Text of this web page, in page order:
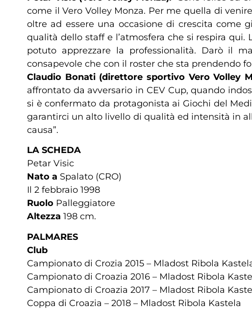
come il Vero Volley Monza. Per me quella di
oltre ad essere una occasione di crescita come
qualità dello staff e l’atmosfera che si respira
potuto apprezzare la professionalità. Darò il
consapevole che con il roster che sta prendendo
Claudio Bonati (direttore sportivo Vero Volley
affrontato da avversario in CEV Cup, quando
si è confermato da protagonista ai Giochi del
garantirci un alto livello di qualità ed intensità in
causa”.
LA SCHEDA
Petar Visic
Nato a Spalato (CRO)
Il 2 febbraio 1998
Ruolo Palleggiatore
Altezza 198 cm.
PALMARES
Club
Campionato di Crozia 2015 – Mladost Ribola
Campionato di Croazia 2016 – Mladost Ribola
Campionato di Croazia 2017 – Mladost Ribola
Coppa di Croazia – 2018 – Mladost Ribola Kastela